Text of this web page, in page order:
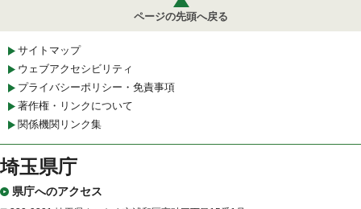
ページの先頭へ戻る
サイトマップ
ウェブアクセシビリティ
プライバシーポリシー・免責事項
著作権・リンクについて
関係機関リンク集
埼玉県庁
県庁へのアクセス